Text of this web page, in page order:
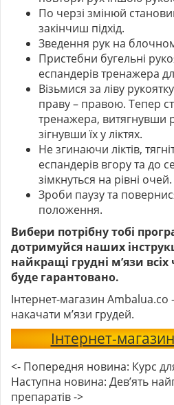
По черзі змінюй
закінчиш підхід.
Зведення рук на
Пристебни бугельні
еспандерів тренажера
Візьмися за ліву
праву – правою. Тепер
тренажера, витягнувши
зігнувши їх у ліктях.
Не згинаючи ліктів,
еспандерів вгору та до
зімкнуться на рівні очей.
Зроби паузу та
положення.
Вибери потрібну тобі
дотримуйся наших
найкращі грудні м’язи всіх
буде гарантовано.
Інтернет-магазин
накачати м’язи грудей.
Інтернет-
<- Попередня новина: Курс
Наступна новина: Дев’ять
препаратів ->